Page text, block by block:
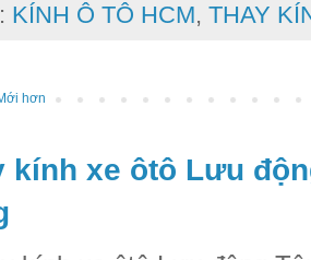
KÍNH Ô TÔ HCM, THAY
hơn
kính xe ôtô Lưu